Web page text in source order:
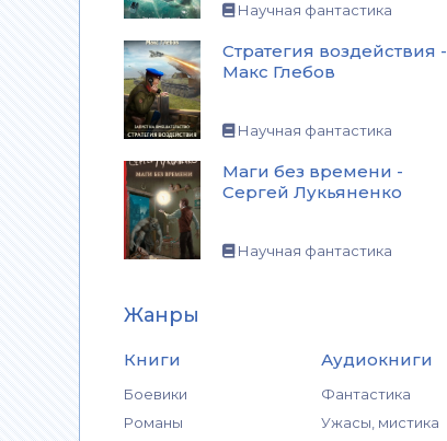
Научная фантастика
Стратегия воздействия -
Макс Глебов
Научная фантастика
Маги без времени -
Сергей Лукьяненко
Научная фантастика
Жанры
Книги
Боевики
Романы
Аудиокниги
Фантастика
Ужасы, мистика